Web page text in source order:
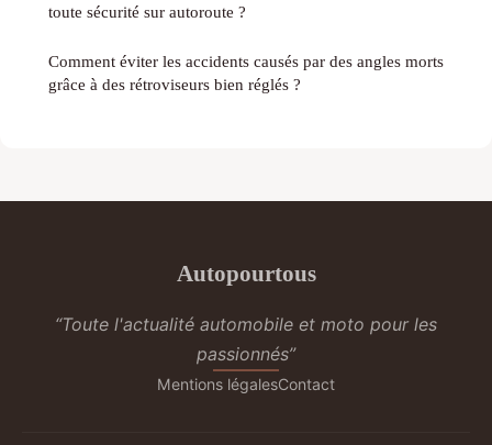
toute sécurité sur autoroute ?
Comment éviter les accidents causés par des angles morts
grâce à des rétroviseurs bien réglés ?
Autopourtous
“Toute l'actualité automobile et moto pour les
passionnés”
Mentions légalesContact